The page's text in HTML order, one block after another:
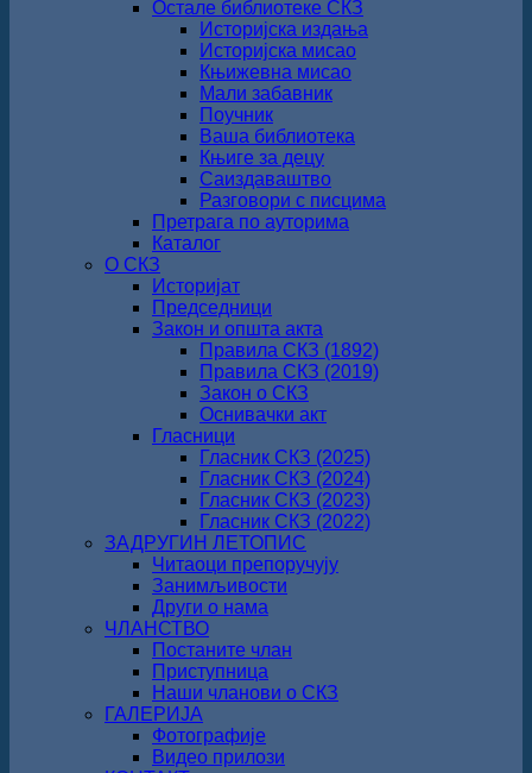
Остале библиотеке СКЗ
Историјска издања
Историјска мисао
Књижевна мисао
Мали забавник
Поучник
Ваша библиотека
Књиге за децу
Саиздаваштво
Разговори с писцима
Претрага по ауторима
Каталог
О СКЗ
Историјат
Председници
Закон и општа акта
Правила СКЗ (1892)
Правила СКЗ (2019)
Закон о СКЗ
Оснивачки акт
Гласници
Гласник СКЗ (2025)
Гласник СКЗ (2024)
Гласник СКЗ (2023)
Гласник СКЗ (2022)
ЗАДРУГИН ЛЕТОПИС
Читаоци препоручују
Занимљивости
Други о нама
ЧЛАНСТВО
Постаните члан
Приступница
Наши чланови о СКЗ
ГАЛЕРИЈА
Фотографије
Видео прилози